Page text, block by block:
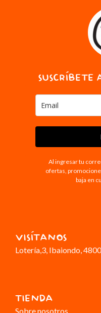
Al ingresar tu
ofertas,
baja en
VISÍTANOS
Lotería,3 , Ibaiondo,
TIENDA
Sobre nosotros